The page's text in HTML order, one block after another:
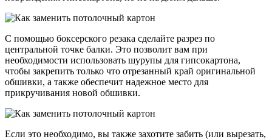
С помощью боксерского резака сделайте разрез по
центральной точке балки. Это позволит вам при
необходимости использовать шурупы для гипсокартона,
чтобы закрепить только что отрезанный край оригинальной
обшивки, а также обеспечит надежное место для
прикручивания новой обшивки.
Если это необходимо, вы также захотите забить (или вырезать,